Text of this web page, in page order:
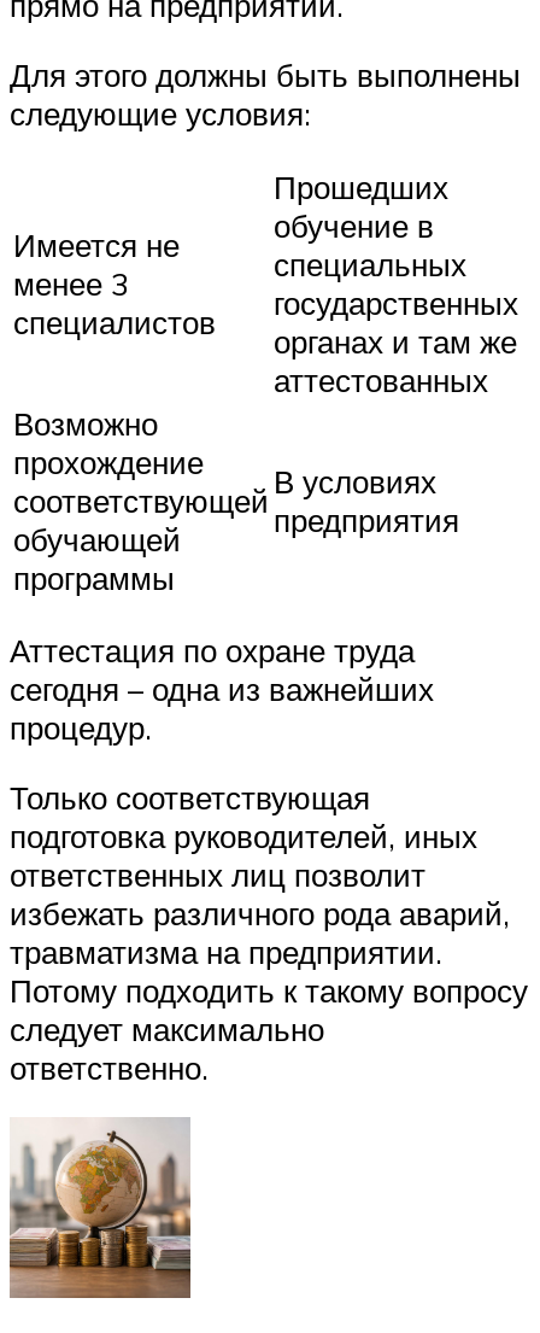
Для этого должны быть выполнены
следующие условия:
Имеется не
менее 3
специалистов
Прошедших
обучение в
специальных
государственных
органах и там же
аттестованных
Возможно
прохождение
соответствующей
обучающей
программы
В условиях
предприятия
Аттестация по охране труда
сегодня – одна из важнейших
процедур.
Только соответствующая
подготовка руководителей, иных
ответственных лиц позволит
избежать различного рода аварий,
травматизма на предприятии.
Потому подходить к такому вопросу
следует максимально
ответственно.